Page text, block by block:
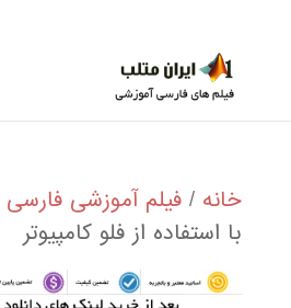
خانه / فیلم آموزشی فارسی
با استفاده از فلو كامپيوتر